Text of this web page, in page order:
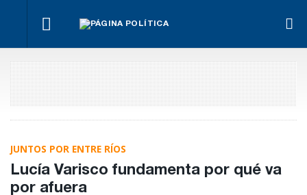
Hacer lo
aunque
sea lo más
difícil
El
oficialismo
busca
proteger
la reforma
previsional
con el
Poder
Judicial?
Para Bahl, la
ley “despoja
al Estado de
herramientas”
para la
pública
JUNTOS POR ENTRE RÍOS
Lucía Varisco fundamenta por qué va
por afuera